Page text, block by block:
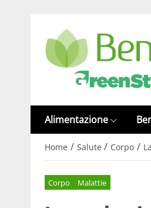
Alimentazione
Home / Salute / Corpo /
Corpo Malattie